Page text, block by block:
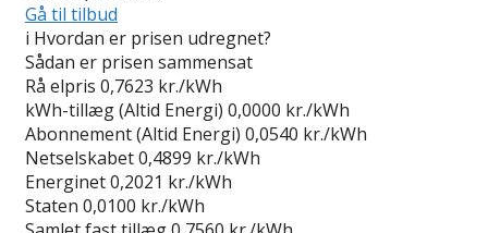
Gå til tilbud
i Hvordan er prisen udregnet?
Sådan er prisen sammensat
Rå elpris 0,7623 kr./kWh
kWh-tillæg (Altid Energi) 0,0000 kr./kWh
Abonnement (Altid Energi) 0,0540 kr./kWh
Netselskabet0,4899 kr./kWh
Energinet0,2021 kr./kWh
Staten 0,0100 kr./kWh